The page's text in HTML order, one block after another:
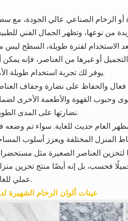
أو الرخام الصناعي عالي الجودة، مع
الاستخدام لفترة طويلة، السطح ليس
أو غيرها من العناصر، فإنه يمكن
يوفر لك تجربة استخدام طويلة الأمد.
والحفاظ على نضارة وجفاف
وحبوب القهوة والأطعمة الأخرى
نضارتها على المدى الطويل.
العام حديث للغاية. سواء تم وضعه
لتخزين العناصر الصغيرة مثل
فحسب، بل إنه أيضًا منتج تخزين
عملي للغاية.
عينات ألوان الرخام الشهيرة